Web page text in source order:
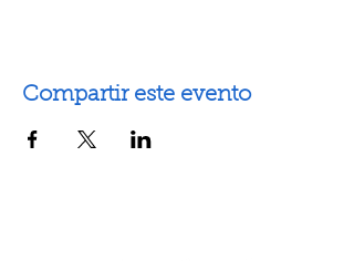
Compartir este evento